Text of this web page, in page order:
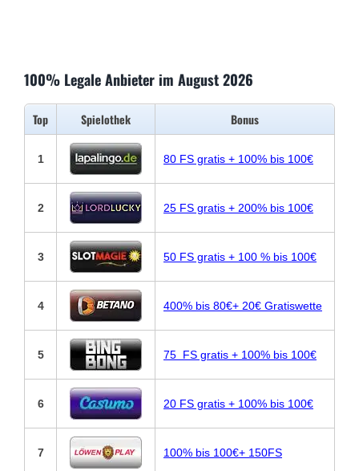
100% Legale Anbieter im August 2026
Top Spielothek Bonus
1 80 FS gratis + 100% bis 100€
2 25 FS gratis + 200% bis 100€
3 50 FS gratis + 100 % bis 100€
4 400% bis 80€+ 20€ Gratiswette
5 75 FS gratis + 100% bis 100€
6 20 FS gratis + 100% bis 100€
7 100% bis 100€+ 150FS